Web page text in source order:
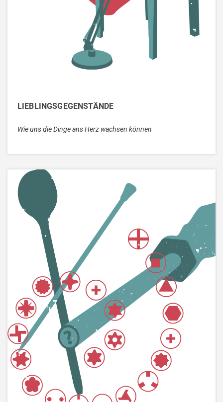
LIEBLINGSGEGENSTÄNDE
Wie uns die Dinge ans Herz wachsen können